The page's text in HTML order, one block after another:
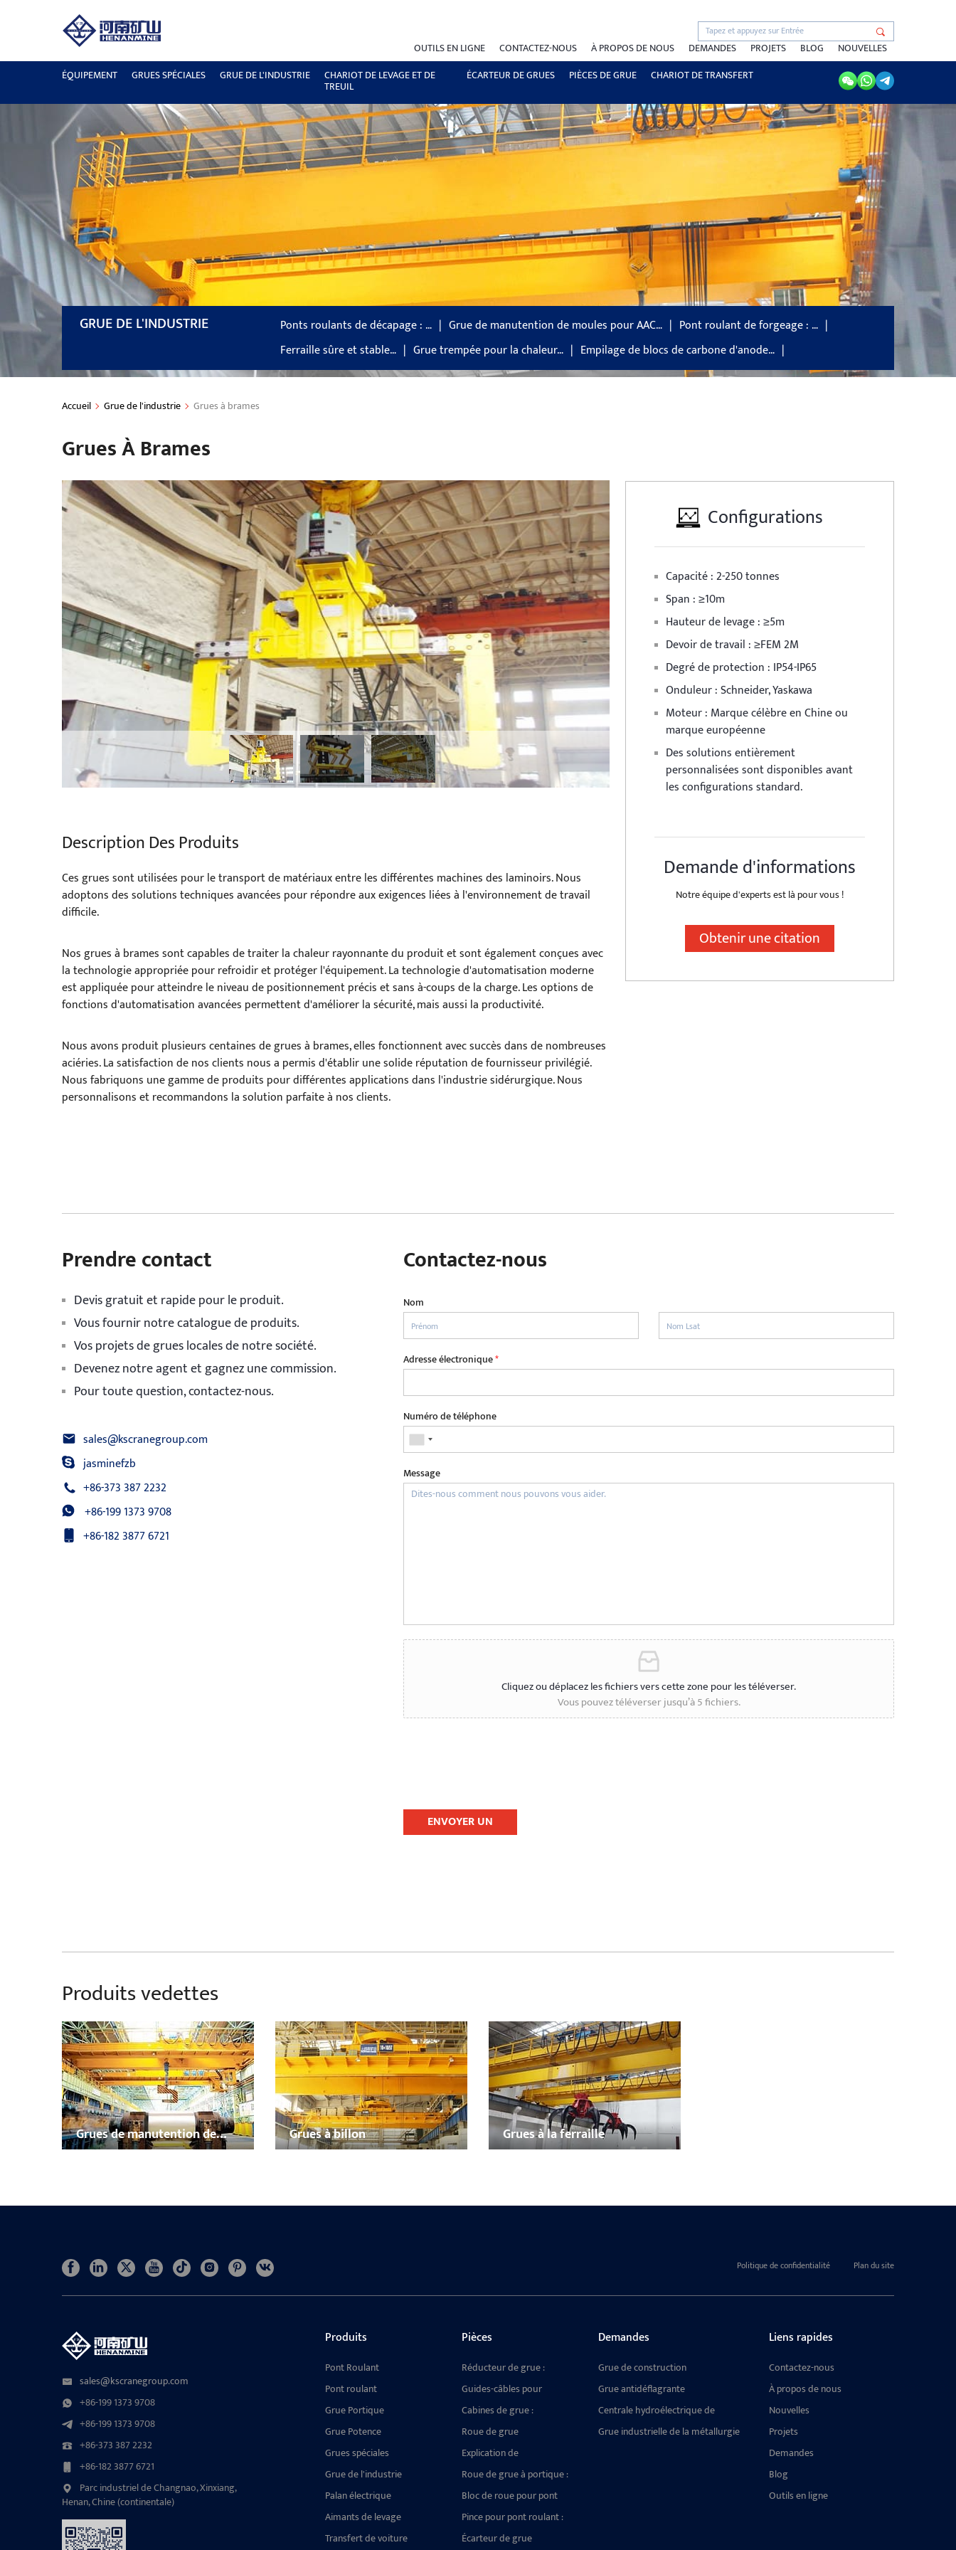
OUTILS EN LIGNE CONTACTEZ-NOUS À PROPOS DE NOUS DEMANDES PROJETS BLOG
NOUVELLES
ÉQUIPEMENT
GRUES SPÉCIALES GRUE DE L'INDUSTRIE CHARIOT DE LEVAGE ET DE
TREUIL
ÉCARTEUR DE GRUES PIÈCES DE GRUE CHARIOT DE TRANSFERT
GRUE DE L'INDUSTRIE Ponts roulants de décapage : … Grue de manutention de moules pour AAC…
Pont roulant de forgeage : …
Ferraille sûre et stable…
Grue trempée pour la chaleur… Empilage de blocs de carbone d'anode…
Accueil Grue de l'industrie Grues à brames
Grues À Brames
Description Des Produits
Ces grues sont utilisées pour le transport de matériaux entre les différentes machines des laminoirs. Nous
adoptons des solutions techniques avancées pour répondre aux exigences liées à l'environnement de travail
difficile.
Nos grues à brames sont capables de traiter la chaleur rayonnante du produit et sont également conçues avec
la technologie appropriée pour refroidir et protéger l'équipement. La technologie d'automatisation moderne
est appliquée pour atteindre le niveau de positionnement précis et sans à-coups de la charge. Les options de
fonctions d'automatisation avancées permettent d'améliorer la sécurité, mais aussi la productivité.
Nous avons produit plusieurs centaines de grues à brames, elles fonctionnent avec succès dans de nombreuses
aciéries. La satisfaction de nos clients nous a permis d'établir une solide réputation de fournisseur privilégié.
Nous fabriquons une gamme de produits pour différentes applications dans l'industrie sidérurgique. Nous
personnalisons et recommandons la solution parfaite à nos clients.
Configurations
Capacité : 2-250 tonnes
Span : ≥10m
Hauteur de levage : ≥5m
Devoir de travail : ≥FEM 2M
Degré de protection : IP54-IP65
Onduleur : Schneider, Yaskawa
Moteur : Marque célèbre en Chine ou
marque européenne
Des solutions entièrement
personnalisées sont disponibles avant
les configurations standard.
Demande d'informations
Notre équipe d'experts est là pour vous !
Obtenir une citation
Prendre contact
Devis gratuit et rapide pour le produit.
Vous fournir notre catalogue de produits.
Vos projets de grues locales de notre société.
Devenez notre agent et gagnez une commission.
Pour toute question, contactez-nous.
sales@kscranegroup.com
jasminefzb
+86-373 387 2232
+86-199 1373 9708
+86-182 3877 6721
Contactez-nous
Nom
Adresse électronique*
Numéro de téléphone
Message
Cliquez ou déplacez les fichiers vers cette zone pour les téléverser.
Vous pouvez téléverser jusqu’à 5 fichiers.
ENVOYER UN
Produits vedettes
Grues de manutention de
bobines, barres et plaques
Grues à billon Grues à la ferraille
Politique de confidentialité Plan du site
sales@kscranegroup.com
+86-199 1373 9708
+86-199 1373 9708
+86-373 387 2232
+86-182 3877 6721
Parc industriel de Changnao, Xinxiang,
Henan, Chine (continentale)
Produits
Pont Roulant
Pont roulant
Grue Portique
Grue Potence
Grues spéciales
Grue de l'industrie
Palan électrique
Aimants de levage
électromagnétiques pour
grues
Transfert de voiture
Pièces
Réducteur de grue :
transmission fluide,
capacité de charge
élevée, compatible avec
de multiples mécanismes
Guides-câbles pour
palans électriques :
dispositif anti-
emmêlement
multiconfiguration
Cabines de grue :
Composants conçus sur
mesure pour des
opérations de levage de
précision
Roue de grue
antidéflagrante pour
environnements
dangereux : conception
durable et sûre
Explication de
l'assemblage des blocs
de roues des grues
portuaires : structure,
types et guide de
sélection
Roue de grue à portique :
le guide ultime des types,
des applications et des
ensembles de roues
hautes performances
Bloc de roue pour pont
roulant : fiable,
personnalisable et conçu
pour durer
Pince pour pont roulant :
17 modèles spécialisés
pour la manutention de
Écarteur de grue
Demandes
Grue de construction
Grue antidéflagrante
Centrale hydroélectrique de
Crane
Grue industrielle de la métallurgie
Liens rapides
Contactez-nous
À propos de nous
Nouvelles
Projets
Demandes
Blog
Outils en ligne